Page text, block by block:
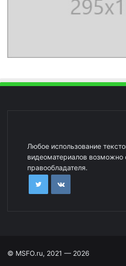
Любое использование
видеоматериалов возможно
правообладателя.
© MSFO.ru, 2021 — 2026